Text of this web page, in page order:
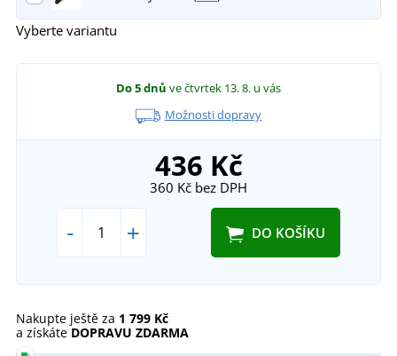
Vyberte variantu
Do 5 dnů ve čtvrtek 13. 8. u vás
Možnosti dopravy
436 Kč
360 Kč bez DPH
- + DO KOŠÍKU
Nakupte ještě za 1 799 Kč
a získáte DOPRAVU ZDARMA